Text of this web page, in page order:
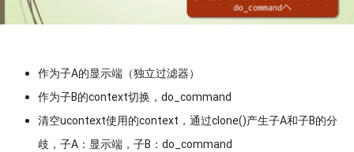
作为子A的显示端（独立过滤器）
作为子B的context切换，do_command
清空ucontext使用的context，通过clone()产生子A和子B的分
歧，子A：显示端，子B：do_command